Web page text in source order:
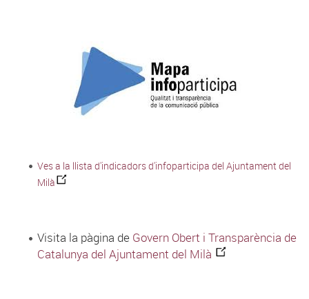
Ves a la llista d'indicadors d'infoparticipa del Ajuntament del
Milà
Visita la pàgina de Govern Obert i Transparència de
Catalunya del Ajuntament del Milà